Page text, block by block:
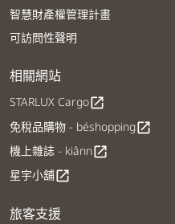
智慧財產權管理計畫
可訪問性聲明
相關網站
STARLUX Cargoopen_in_new
免稅品購物 - béshoppingopen_in_new
機上雜誌 - kiânnopen_in_new
星宇小舖open_in_new
旅客支援